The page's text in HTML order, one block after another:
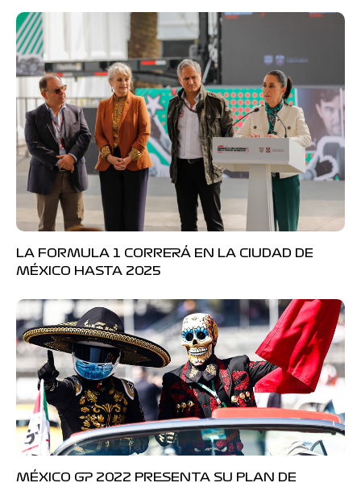
LA FORMULA 1 CORRERÁ EN LA CIUDAD DE
MÉXICO HASTA 2025
MÉXICO GP 2022 PRESENTA SU PLAN DE